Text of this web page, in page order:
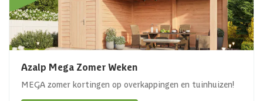
Azalp Mega Zomer Weken
MEGA zomer kortingen op overkappingen en tuinhuizen!